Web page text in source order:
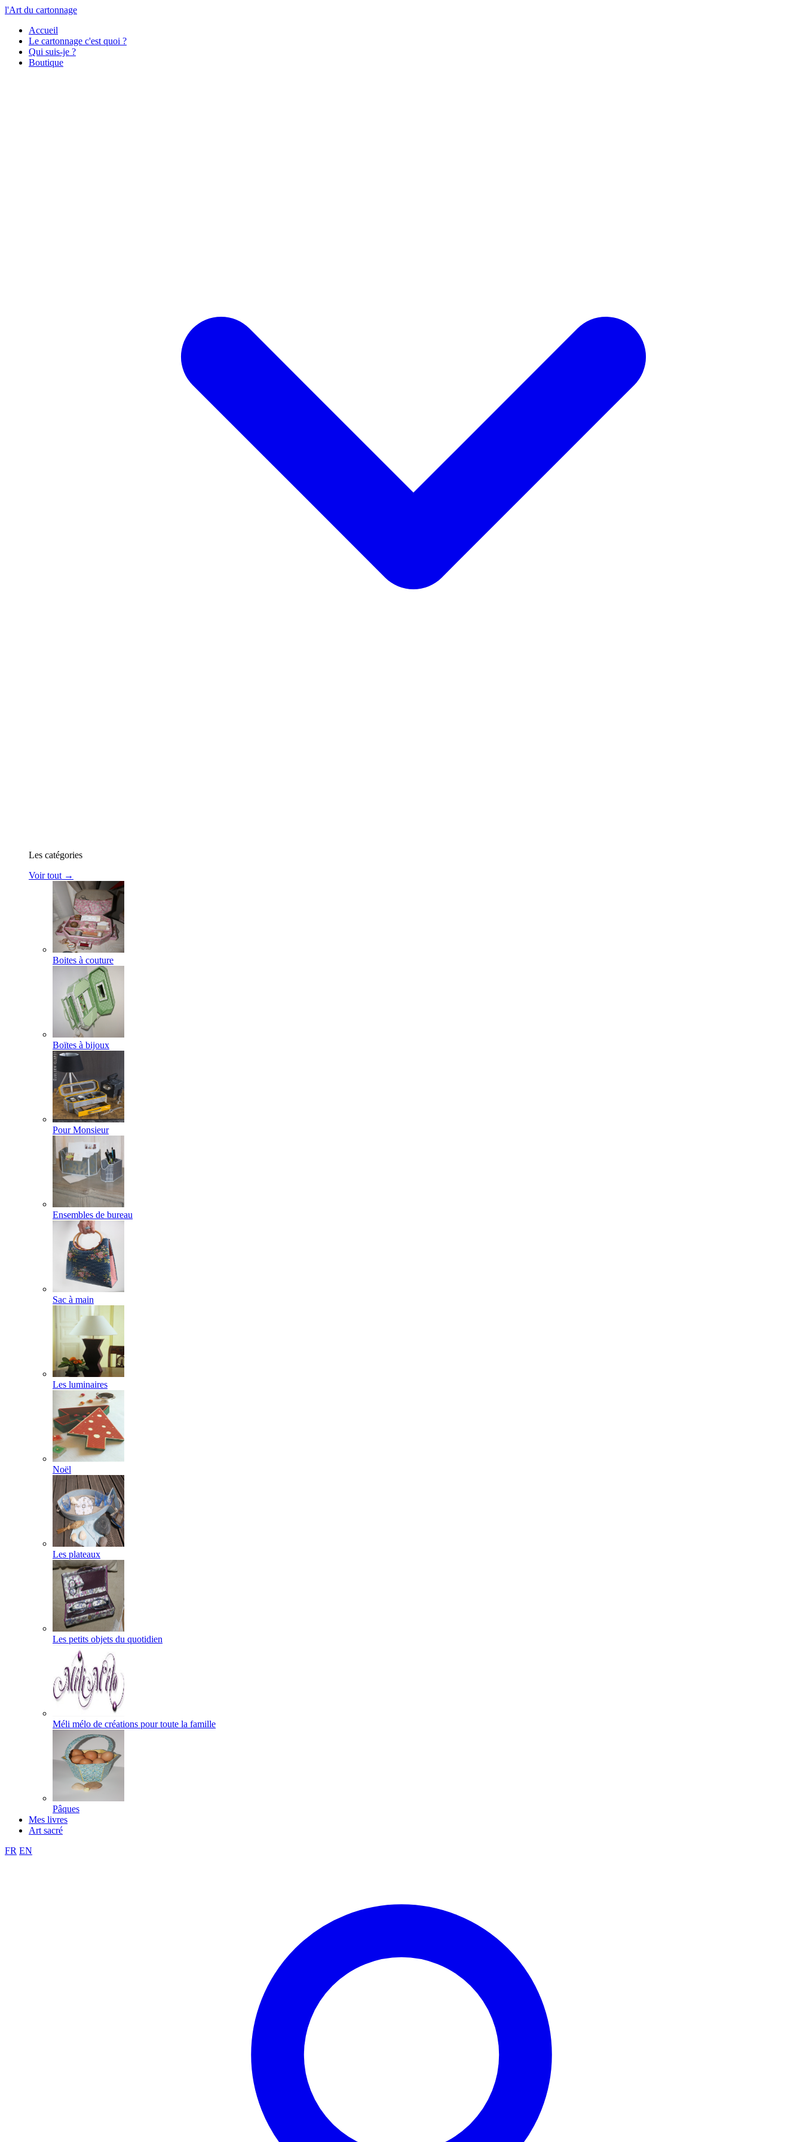
l'Art du cartonnage
Accueil
Le cartonnage c'est quoi ?
Qui suis-je ?
Boutique
Les catégories
Voir tout →
Boites à couture
Boïtes à bijoux
Pour Monsieur
Ensembles de bureau
Sac à main
Les luminaires
Noël
Les plateaux
Les petits objets du quotidien
Méli mélo de créations pour toute la famille
Pâques
Mes livres
Art sacré
FR EN